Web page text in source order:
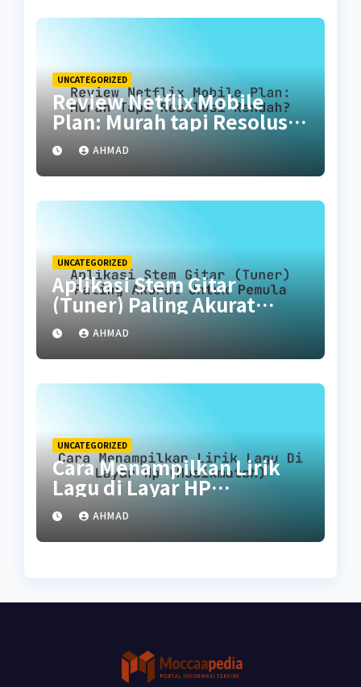
UNCATEGORIZED
Review Netflix Mobile
Plan: Murah tapi Resolusi
Rendah?
AHMAD
UNCATEGORIZED
Aplikasi Stem Gitar
(Tuner) Paling Akurat
untuk Pemula
AHMAD
UNCATEGORIZED
Cara Menampilkan Lirik
Lagu di Layar HP
(Musixmatch)
AHMAD